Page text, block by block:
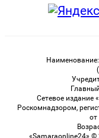
Наименование:
Сетевое издание
Роскомнадзором,
от
«Samaraonline24» ©